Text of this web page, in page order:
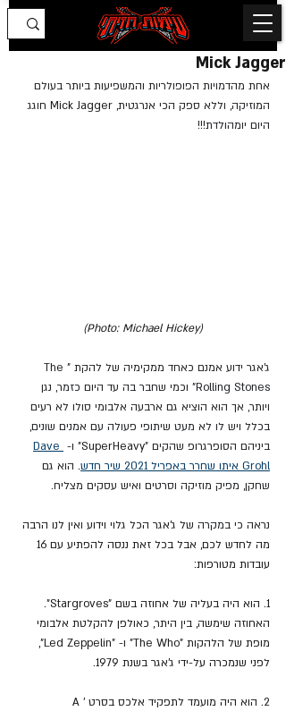
Mick Jagger
אחת מהדמויות הפופולריות והמשפיעות ביותר בעולם
המוזיקה, וללא ספק הכי אנרגטית, Mick Jagger חוגג
היום יומהולדת!!!
(Photo: Michael Hickey)
ג'אגר ידוע אמנם כאחד ממקימיה של להקת "The
Rolling Stones" וכמי שחבר בה עד היום כזמר, נגן
ויותר, אך הוא הוציא גם ארבעה אלבומי סולו לא רעים
בכלל ויש לו לא מעט שיתופי פעולה עם אמנים שונים,
ביניהם הסופרגרופ שהקים "SuperHeavy" ו-
Dave
Grohl איתו שחרר באפריל 2021 שיר חדש
. הוא גם
שחקן, מפיק מוזיקה וסרטים ואיש עסקים מצליח.
נראה כי במקרה של ג'אגר הכל גלוי וידוע ואין לנו הרבה
עובדות מטורפות:
1. הוא היה בעליה של אחוזה בשם "Stargroves".
האחוזה שימשה, בין היתר, כאולפן להקלטת אלבומי
מופת של הלהקות "The Who" ו- "Led Zeppelin",
לפני שנמכרה על-ידי ג'אגר בשנת 1979.
2. הוא היה מועמד לתפקיד אלכס בסרט '
A